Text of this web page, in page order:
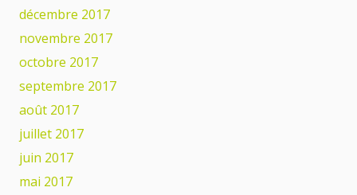
décembre 2017
novembre 2017
octobre 2017
septembre 2017
août 2017
juillet 2017
juin 2017
mai 2017